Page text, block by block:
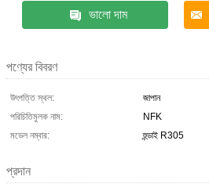
ভালো দাম
পণ্যের বিবরণ
উৎপত্তি স্থল:
জাপান
পরিচিতিমুলক নাম:
NFK
মডেল নম্বার:
হুন্ডাই R305
প্রদান